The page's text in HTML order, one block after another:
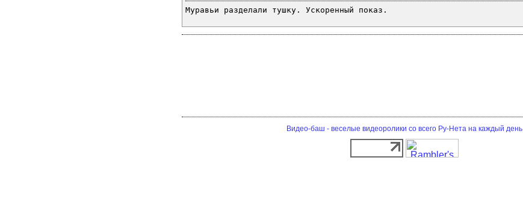
Муравьи разделали тушку. Ускоренный показ.
Видео-баш - веселые видеоролики со всего Ру-Нета на каждый день